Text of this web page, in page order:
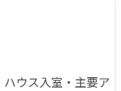
ウス入室・主要ア